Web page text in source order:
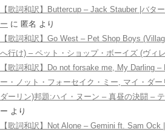
【歌詞和訳】Buttercup – Jack Stauber |バタ
ー に 匿名 より
【歌詞和訳】Go West – Pet Shop Boys
へ行け) – ペット・ショップ・ボーイズ (ヴィ
【歌詞和訳】Do not forsake me, My Darling
ー・ノット・フォーセイク・ミー, マイ・ダー
ダーリン)邦題:ハイ・ヌーン – 真昼の決闘 –
ー より
【歌詞和訳】Not Alone – Gemini ft. Sam